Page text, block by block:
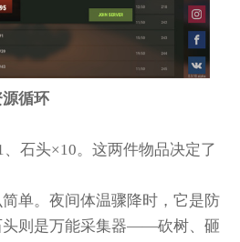
循环
石头×10。这两件物品决定了
单。夜间体温骤降时，它是防
头则是万能采集器——砍树、砸